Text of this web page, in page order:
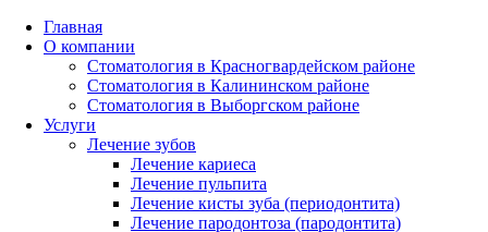
Главная
О компании
Стоматология в Красногвардейском районе
Стоматология в Калининском районе
Стоматология в Выборгском районе
Услуги
Лечение зубов
Лечение кариеса
Лечение пульпита
Лечение кисты зуба (периодонтита)
Лечение пародонтоза (пародонтита)